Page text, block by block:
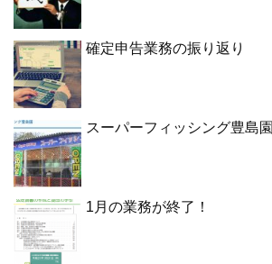
確定申告業務の振り返り
スーパーフィッシング豊島園
1月の業務が終了！